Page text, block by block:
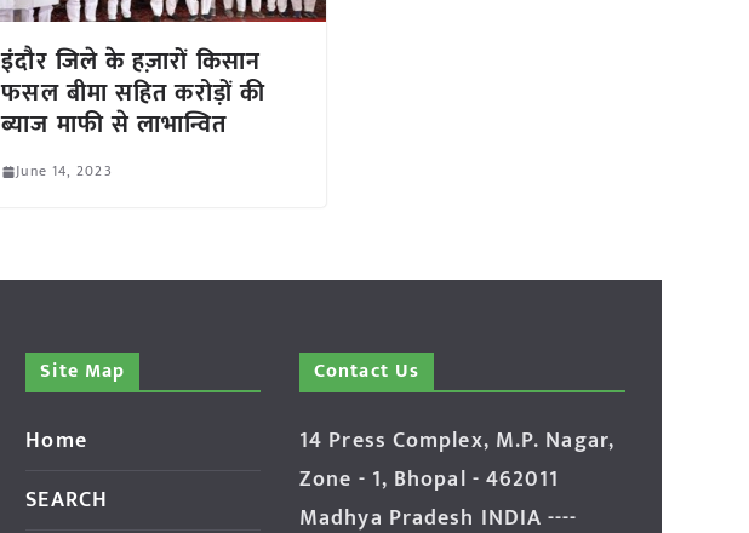
इंदौर जिले के हज़ारों किसान
फसल बीमा सहित करोड़ों की
ब्याज माफी से लाभान्वित
June 14, 2023
Site Map
Home
SEARCH
Contact Us
14 Press Complex, M.P. Nagar,
Zone - 1, Bhopal - 462011
Madhya Pradesh INDIA ----